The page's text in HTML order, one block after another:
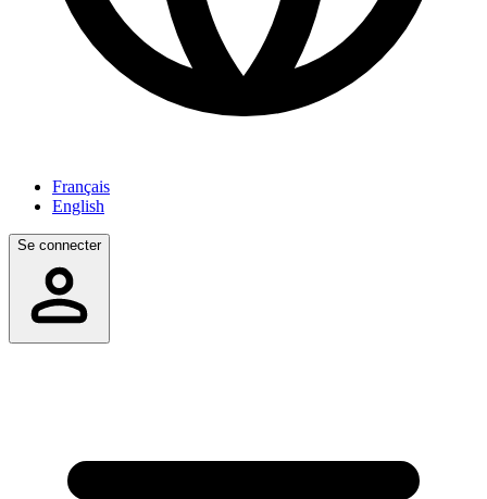
Français
English
Se connecter